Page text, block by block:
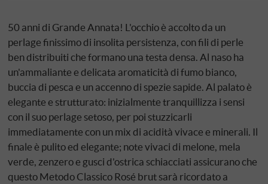
50 anni di Grande Annata! L'occhio è accolto da un
perlage finissimo di insolita persistenza, con fili di perle
ben distribuiti che formano una testa densa. Al naso ha
un'ammaliante e delicata aromaticità di fumo bianco,
buccia di pesca e un accenno di spezie sapide. Al palato è
elegante e strutturato: inizialmente tranquillizza i sensi
con il suo perlage setoso, per poi stuzzicarli
immediatamente con un mix di acidità vivace e minerali. Il
finale è pulito ed elegante; note vivaci di melone, mela
verde, zenzero e gusci d'ostrica schiacciati assicurano che
questo Metodo Classico Rosé brut sarà ricordato a